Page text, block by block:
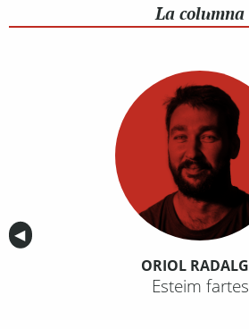
La columna
Anterior
◀︎
ORIOL
Esteim fartes